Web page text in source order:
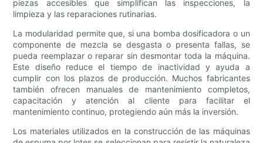
piezas accesibles que simplifican las inspecciones, la
limpieza y las reparaciones rutinarias.
La modularidad permite que, si una bomba dosificadora o un
componente de mezcla se desgasta o presenta fallas, se
pueda reemplazar o reparar sin desmontar toda la máquina.
Este diseño reduce el tiempo de inactividad y ayuda a
cumplir con los plazos de producción. Muchos fabricantes
también ofrecen manuales de mantenimiento completos,
capacitación y atención al cliente para facilitar el
mantenimiento continuo, protegiendo aún más la inversión.
Los materiales utilizados en la construcción de las máquinas